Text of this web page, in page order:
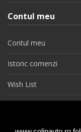
Contul meu
Contul meu
Istoric comenzi
Wish List